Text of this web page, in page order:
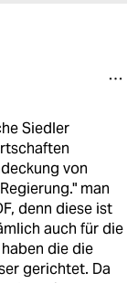
Siedler
von
man
denn diese ist
auch für die
die die
gerichtet. Da